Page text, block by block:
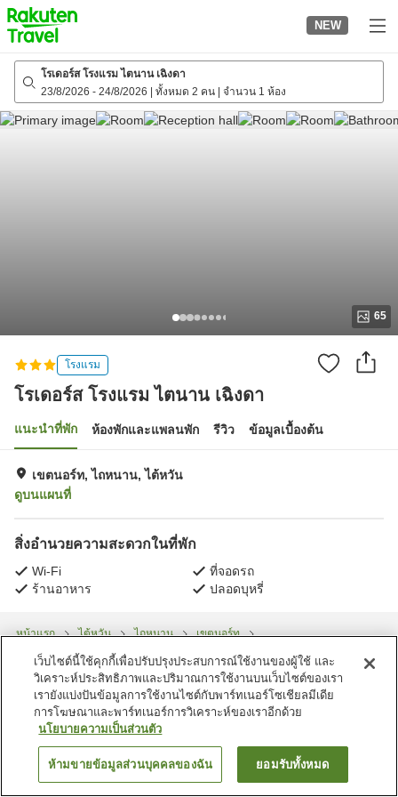
to
top
page
NEW
โรเดอร์ส โรงแรม ไตนาน เฉิงดา
23/8/2026 - 24/8/2026 ทั้งหมด 2 คน จำนวน 1 ห้อง
65
โรงแรม
โรเดอร์ส โรงแรม ไตนาน เฉิงดา
แนะนำที่พัก ห้องพักและแพลนพัก รีวิว ข้อมูลเบื้องต้น
เขตนอร์ท, ไถหนาน, ไต้หวัน
ดูบนแผนที่
สิ่งอำนวยความสะดวกในที่พัก
Wi-Fi
ที่จอดรถ
ร้านอาหาร
ปลอดบุหรี่
หน้าแรก ไต้หวัน ไถหนาน
เขตนอร์ท
โรเดอร์ส โรงแรม ไตนาน เฉิงดา
ค้นหาห้องพัก
เว็บไซต์นี้ใช้คุกกี้เพื่อปรับปรุงประสบการณ์ใช้งานของผู้ใช้ และ
วิเคราะห์ประสิทธิภาพและปริมาณการใช้งานบนเว็บไซต์ของเรา
เรายังแบ่งปันข้อมูลการใช้งานไซต์กับพาร์ทเนอร์โซเชียลมีเดีย
การโฆษณาและพาร์ทเนอร์การวิเคราะห์ของเราอีกด้วย
นโยบายความเป็นส่วนตัว
ห้ามขายข้อมูลส่วนบุคคลของฉัน ยอมรับทั้งหมด